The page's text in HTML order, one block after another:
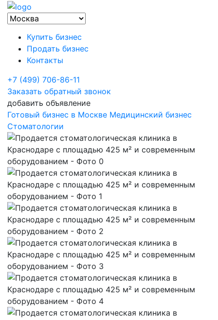
Купить бизнес
Продать бизнес
Контакты
+7 (499) 706-86-11
Заказать обратный звонок
добавить объявление
Готовый бизнес в Москве Медицинский бизнес
Стоматологии